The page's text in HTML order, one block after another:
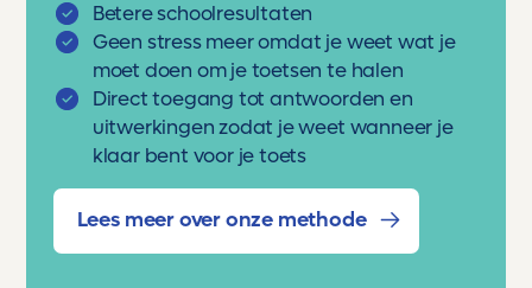
Betere schoolresultaten
Geen stress meer omdat je weet wat je
moet doen om je toetsen te halen
Direct toegang tot antwoorden en
uitwerkingen zodat je weet wanneer je
klaar bent voor je toets
Lees meer over onze methode